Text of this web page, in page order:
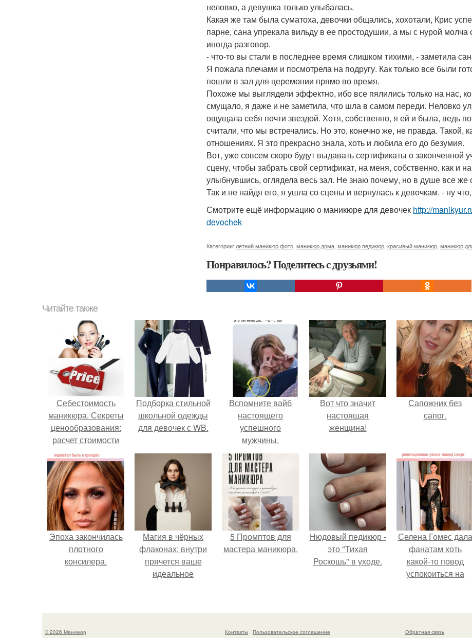
неловко, а девушка только улыбалась.
Какая же там была суматоха, девочки общались, хохотали, Крис
парне, сана упрекала вильду в ее простодушии, а мы с нурой
иногда разговор.
- что-то вы стали в последнее время слишком тихими, - заметила
Я пожала плечами и посмотрела на подругу. Как только все были
пошли в зал для церемонии прямо во время.
Похоже мы выглядели эффектно, ибо все пялились только на нас,
смущало, я даже и не заметила, что шла в самом переди. Неловко
ощущала себя почти звездой. Хотя, собственно, я ей и была, ведь
считали, что мы встречались. Но это, конечно же, не правда. Такой,
отношениях. Я это прекрасно знала, хоть и любила его до безумия.
Вот, уже совсем скоро будут выдавать сертификаты о законченной
сцену, чтобы забрать свой сертификат, на меня, собственно, как и
улыбнувшись, оглядела весь зал. Не знаю почему, но в душе все же
Так и не найдя его, я ушла со сцены и вернулась к девочкам. - ну
Смотрите ещё информацию о маникюре для девочек http://
devochek
Категории: летний маникюр фото маникюр дома маникюр педикюр красивый маникюр маникюр
Понравилось? Поделитесь с друзьями!
Читайте также
Себестоимость
маникюра. Секреты
ценообразования:
расчет стоимости
услуг (Beautyday.
Подборка стильной
школьной одежды
для девочек с WB.
Вспомните вайб
настоящего
успешного
мужчины.
Вот что значит
настоящая
женщина!
Сапожник без
сапог.
Эпоха закончилась
плотного
консилера.
Магия в чёрных
флаконах: внутри
прячется ваше
идеальное
5 Промптов для
мастера маникюра.
Нюдовый педикюр -
это "Тихая
Роскошь" в уходе.
Селена Гомес дала
фанатам хоть
какой-то повод
успокоиться на
свадьбе Тейлор
© 2026 Маникюр Контакты Пользовательское соглашение Обратная связь